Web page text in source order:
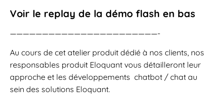
Voir le replay de la démo flash en bas
———————————————————————-
Au cours de cet atelier produit dédié à nos clients, nos
responsables produit Eloquant vous détailleront leur
approche et les développements chatbot / chat au
sein des solutions Eloquant.